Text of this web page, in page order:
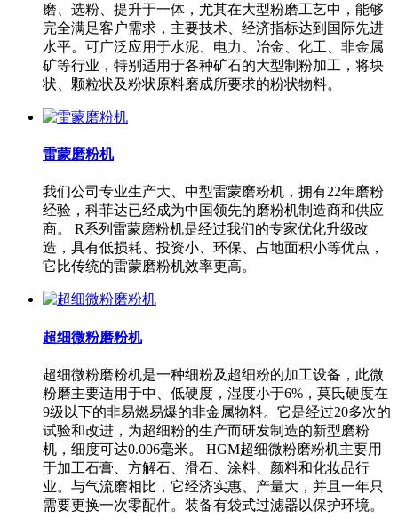
磨、选粉、提升于一体，尤其在大型粉磨工艺中，能够
完全满足客户需求，主要技术、经济指标达到国际先进
水平。可广泛应用于水泥、电力、冶金、化工、非金属
矿等行业，特别适用于各种矿石的大型制粉加工，将块
状、颗粒状及粉状原料磨成所要求的粉状物料。
雷蒙磨粉机
我们公司专业生产大、中型雷蒙磨粉机，拥有22年磨粉
经验，科菲达已经成为中国领先的磨粉机制造商和供应
商。 R系列雷蒙磨粉机是经过我们的专家优化升级改
造，具有低损耗、投资小、环保、占地面积小等优点，
它比传统的雷蒙磨粉机效率更高。
超细微粉磨粉机
超细微粉磨粉机是一种细粉及超细粉的加工设备，此微
粉磨主要适用于中、低硬度，湿度小于6%，莫氏硬度在
9级以下的非易燃易爆的非金属物料。它是经过20多次的
试验和改进，为超细粉的生产而研发制造的新型磨粉
机，细度可达0.006毫米。 HGM超细微粉磨粉机主要用
于加工石膏、方解石、滑石、涂料、颜料和化妆品行
业。与气流磨相比，它经济实惠、产量大，并且一年只
需要更换一次零配件。装备有袋式过滤器以保护环境。